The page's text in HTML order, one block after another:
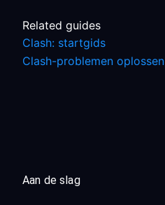
Related guides
Clash: startgids
Clash-problemen oplossen
Aan de slag